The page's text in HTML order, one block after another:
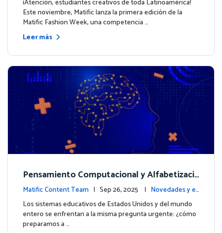
¡Atención, estudiantes creativos de toda Latinoamérica!
Este noviembre, Matific lanza la primera edición de la
Matific Fashion Week, una competencia …
Leer más
Pensamiento Computacional y Alfabetizaci
ón en Datos: Por qué las Matemáticas debe
n liderar el camino
Matific Content Team | Sep 26, 2025 | Novedades y ev
entos
Los sistemas educativos de Estados Unidos y del mundo
entero se enfrentan a la misma pregunta urgente: ¿cómo
preparamos a …